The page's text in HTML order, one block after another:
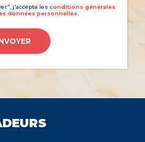
j'accepte les conditions générales
données personnelles.